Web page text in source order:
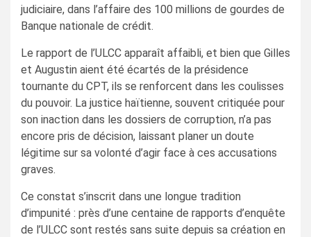
judiciaire, dans l’affaire des 100 millions de gourdes de
Banque nationale de crédit.
Le rapport de l’ULCC apparaît affaibli, et bien que Gilles
et Augustin aient été écartés de la présidence
tournante du CPT, ils se renforcent dans les coulisses
du pouvoir. La justice haïtienne, souvent critiquée pour
son inaction dans les dossiers de corruption, n’a pas
encore pris de décision, laissant planer un doute
légitime sur sa volonté d’agir face à ces accusations
graves.
Ce constat s’inscrit dans une longue tradition
d’impunité : près d’une centaine de rapports d’enquête
de l’ULCC sont restés sans suite depuis sa création en